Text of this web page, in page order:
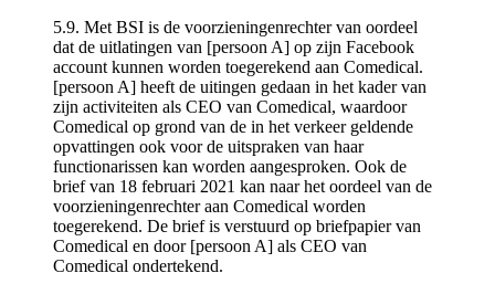
5.9. Met BSI is de voorzieningenrechter van oordeel
dat de uitlatingen van [persoon A] op zijn Facebook
account kunnen worden toegerekend aan Comedical.
[persoon A] heeft de uitingen gedaan in het kader van
zijn activiteiten als CEO van Comedical, waardoor
Comedical op grond van de in het verkeer geldende
opvattingen ook voor de uitspraken van haar
functionarissen kan worden aangesproken. Ook de
brief van 18 februari 2021 kan naar het oordeel van de
voorzieningenrechter aan Comedical worden
toegerekend. De brief is verstuurd op briefpapier van
Comedical en door [persoon A] als CEO van
Comedical ondertekend.